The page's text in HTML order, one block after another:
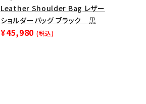
Leather Shoulder Bag レザー
ショルダーバッグ ブラック 黒
¥45,980 (税込)